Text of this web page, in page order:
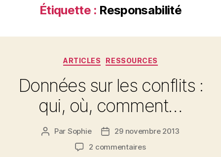
Étiquette : Responsabilité
Catégories
ARTICLES RESSOURCES
Données sur les conflits :
qui, où, comment…
Auteur
Par Sophie
Date29 novembre 2013
2 commentairessur